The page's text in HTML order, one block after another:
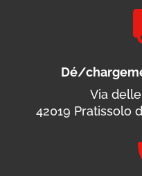
Dé/
Via
42019 Pratissolo